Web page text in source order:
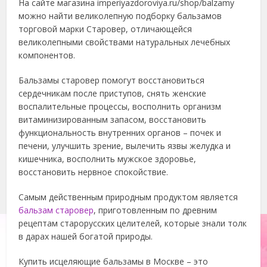
На сайте магазина imperiyazdoroviya.ru/shop/balzamy
можно найти великолепную подборку бальзамов
торговой марки Старовер, отличающейся
великолепными свойствами натуральных лечебных
компонентов.
Бальзамы старовер помогут восстановиться
сердечникам после приступов, снять женские
воспалительные процессы, восполнить организм
витаминизированным запасом, восстановить
функциональность внутренних органов – почек и
печени, улучшить зрение, вылечить язвы желудка и
кишечника, восполнить мужское здоровье,
восстановить нервное спокойствие.
Самым действенным природным продуктом является
бальзам старовер, приготовленным по древним
рецептам старорусских целителей, которые знали толк
в дарах нашей богатой природы.
Купить исцеляющие бальзамы в Москве – это